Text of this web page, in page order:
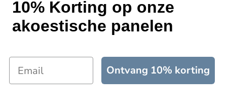
10% Korting op onze
akoestische panelen
Ontvang 10% korting